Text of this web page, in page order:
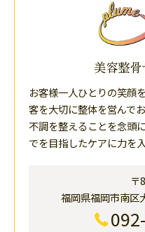
美容整
お客様一人ひとりの笑顔
客を大切に整体を営んで
不調を整えることを念頭
でを目指したケアに力を
〒
福岡県福岡市南区